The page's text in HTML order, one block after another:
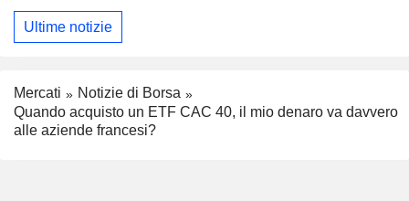
Ultime notizie
Mercati
Notizie di Borsa
Quando acquisto un ETF CAC 40, il mio denaro va davvero
alle aziende francesi?